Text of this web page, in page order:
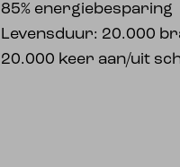
85% energiebesparing
Levensduur: 20.000
20.000 keer aan/uit